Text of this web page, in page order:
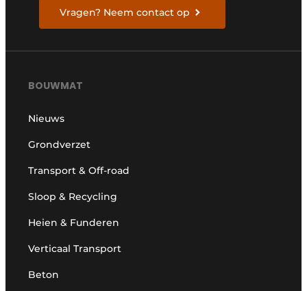
Vragen? Neem contact op
BOUWMAT
Nieuws
Grondverzet
Transport & Off-road
Sloop & Recycling
Heien & Funderen
Verticaal Transport
Beton